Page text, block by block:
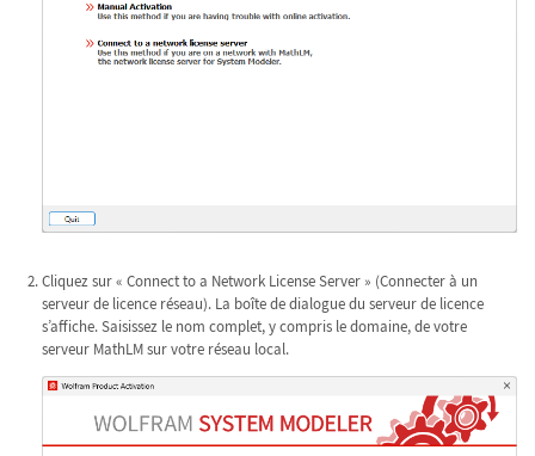
Cliquez sur « Connect to a Network License Server » (Connecter à un
serveur de licence réseau). La boîte de dialogue du serveur de licence
s’affiche. Saisissez le nom complet, y compris le domaine, de votre
serveur MathLM sur votre réseau local.